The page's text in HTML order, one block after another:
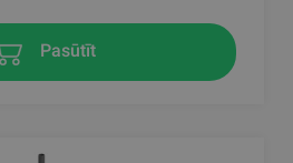
Pasūtīt